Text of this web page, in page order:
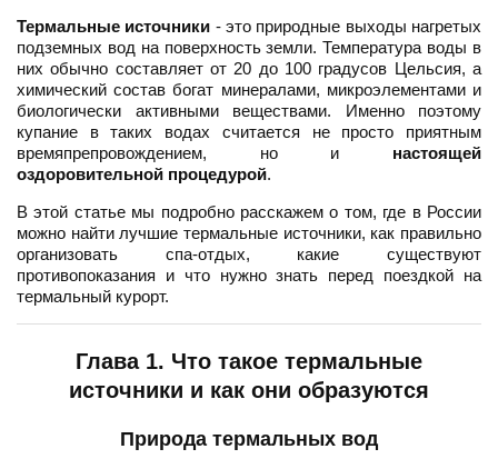
Термальные источники - это природные выходы нагретых
подземных вод на поверхность земли. Температура воды в
них обычно составляет от 20 до 100 градусов Цельсия, а
химический состав богат минералами, микроэлементами и
биологически активными веществами. Именно поэтому
купание в таких водах считается не просто приятным
времяпрепровождением, но и настоящей
оздоровительной процедурой.
В этой статье мы подробно расскажем о том, где в России
можно найти лучшие термальные источники, как правильно
организовать спа-отдых, какие существуют
противопоказания и что нужно знать перед поездкой на
термальный курорт.
Глава 1. Что такое термальные
источники и как они образуются
Природа термальных вод